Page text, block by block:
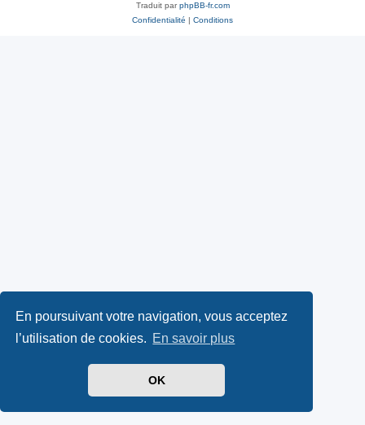
En poursuivant votre navigation, vous acceptez
l’utilisation de cookies. En savoir plus
OK
Traduit parphpBB-fr.com
Confidentialité | Conditions